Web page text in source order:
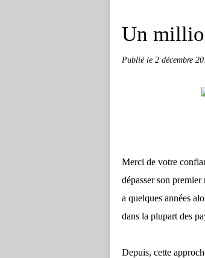
Un
Publié le 2 décembre
Merci de votre
dépasser son
a quelques années
dans la plupart des
Depuis, cette